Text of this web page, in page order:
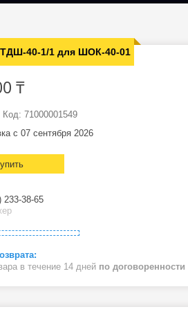
ТДШ-40-1/1 для ШОК-40-01
₸
Код: 71000001549
с 07 сентября 2026
233-38-65
в течение 14 дней по договоренности